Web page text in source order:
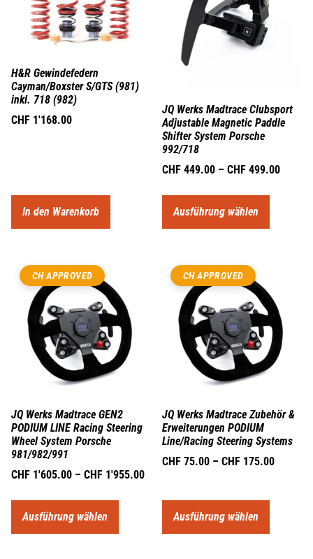
H&R Gewindefedern
Cayman/Boxster S/GTS (981)
inkl. 718 (982)
CHF 1'168.00
In den Warenkorb
JQ Werks Madtrace Clubsport
Adjustable Magnetic Paddle
Shifter System Porsche
992/718
CHF 449.00 – CHF 499.00
Ausführung wählen
CH APPROVED
JQ Werks Madtrace GEN2
PODIUM LINE Racing Steering
Wheel System Porsche
981/982/991
CHF 1'605.00 – CHF 1'955.00
Ausführung wählen
CH APPROVED
JQ Werks Madtrace Zubehör &
Erweiterungen PODIUM
Line/Racing Steering Systems
CHF 75.00 – CHF 175.00
Ausführung wählen